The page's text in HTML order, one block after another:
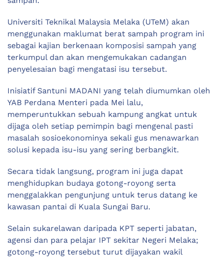
Universiti Teknikal Malaysia Melaka (UTeM) akan
menggunakan maklumat berat sampah program ini
sebagai kajian berkenaan komposisi sampah yang
terkumpul dan akan mengemukakan cadangan
penyelesaian bagi mengatasi isu tersebut.
Inisiatif Santuni MADANI yang telah diumumkan oleh
YAB Perdana Menteri pada Mei lalu,
memperuntukkan sebuah kampung angkat untuk
dijaga oleh setiap pemimpin bagi mengenal pasti
masalah sosioekonominya sekali gus menawarkan
solusi kepada isu-isu yang sering berbangkit.
Secara tidak langsung, program ini juga dapat
menghidupkan budaya gotong-royong serta
menggalakkan pengunjung untuk terus datang ke
kawasan pantai di Kuala Sungai Baru.
Selain sukarelawan daripada KPT seperti jabatan,
agensi dan para pelajar IPT sekitar Negeri Melaka;
gotong-royong tersebut turut dijayakan wakil